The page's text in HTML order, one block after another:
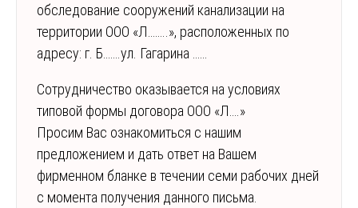
обследование сооружений канализации на
территории ООО «Л……..», расположенных по
адресу: г. Б…….ул. Гагарина ……
Сотрудничество оказывается на условиях
типовой формы договора ООО «Л….»
Просим Вас ознакомиться с нашим
предложением и дать ответ на Вашем
фирменном бланке в течении семи рабочих дней
с момента получения данного письма.